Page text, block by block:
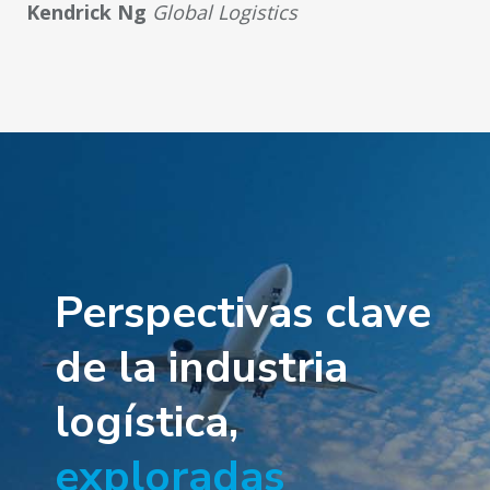
Kendrick Ng Global Logistics
Perspectivas clave
de la industria
logística,
exploradas